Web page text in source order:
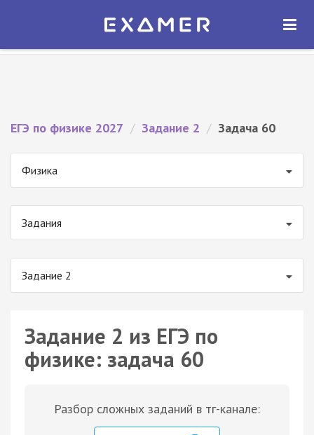
Экзамер — ЕГЭ 2027
ОТКРЫТЬ
ЕГЭ по физике 2027 / Задание 2 / Задача 60
Физика
Задания
Задание 2
Задание 2 из ЕГЭ по
физике: задача 60
Разбор сложных заданий в тг-канале: